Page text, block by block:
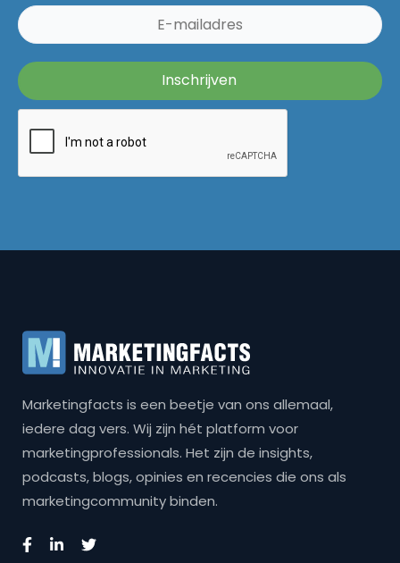
Marketingfacts is een beetje van ons allemaal,
iedere dag vers. Wij zijn hét platform voor
marketingprofessionals. Het zijn de insights,
podcasts, blogs, opinies en recencies die ons als
marketingcommunity binden.